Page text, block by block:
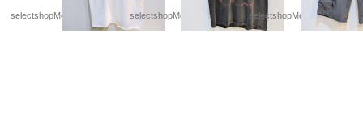
ラックジャック サイ
ケデリック アシッド
selectshopMerci.
バラ Tシャツ コット
ン
selectshopMerci.
ツ グレー 帆布 の
ような生地 パンツ
selectshopMerci.